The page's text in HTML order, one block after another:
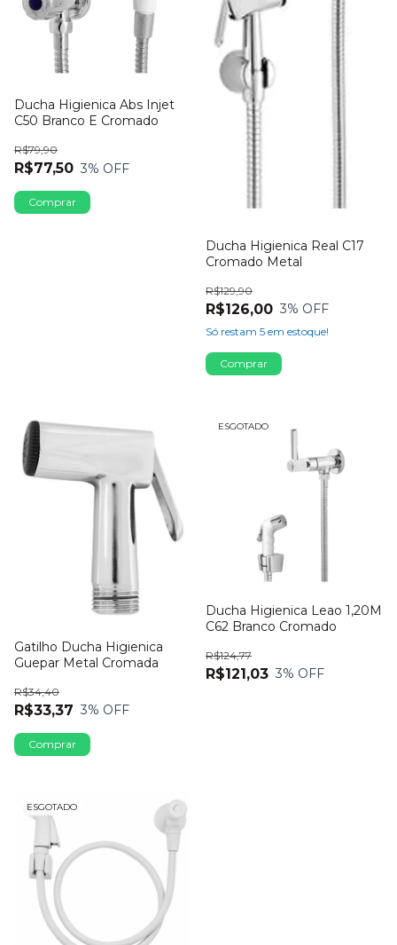
Ducha Higienica Abs Injet
C50 Branco E Cromado
R$77,50
R$79,90
3% OFF
Ducha Higienica Real C17
Cromado Metal
R$126,00
R$129,90
3% OFF
Só restam 5 em estoque!
Gatilho Ducha Higienica
Guepar Metal Cromada
R$33,37
R$34,40
3% OFF
ESGOTADO
Ducha Higienica Leao 1,20M
C62 Branco Cromado
R$121,03
R$124,77
3% OFF
ESGOTADO